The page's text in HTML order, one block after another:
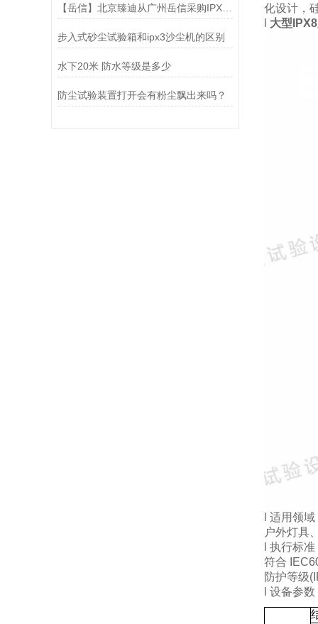
【岳信】北京臻迪从广州岳信采购IPX8压力浸水试验机两台
步入式砂尘试验箱和ipx3沙尘机的区别
水下20米 防水等级是多少
防尘试验装置打开会有粉尘飘出来吗？
化设计，
大型
l 适用领域
户外灯具
l 执行标准
符合
防护等级
l 设备参数